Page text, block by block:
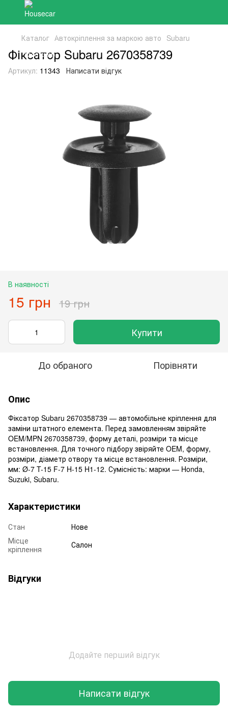
Каталог Автокріплення за маркою авто Subaru
Фіксатор Subaru 2670358739
Артикул: 11343 Написати відгук
В наявності
15 грн 19 грн
Купити
До обраного Порівняти
Опис
Фіксатор Subaru 2670358739 — автомобільне кріплення для
заміни штатного елемента. Перед замовленням звіряйте
OEM/MPN 2670358739, форму деталі, розміри та місце
встановлення. Для точного підбору звіряйте OEM, форму,
розміри, діаметр отвору та місце встановлення. Розміри,
мм: Ø-7 T-15 F-7 H-15 H1-12. Сумісність: марки — Honda,
Suzuki, Subaru.
Характеристики
Стан
Нове
Місце
кріплення
Салон
Відгуки
Додайте перший відгук
Написати відгук